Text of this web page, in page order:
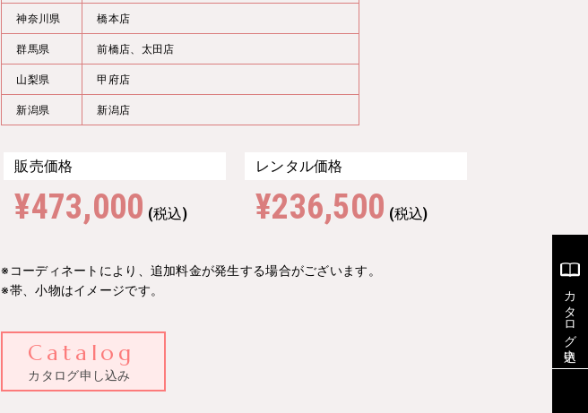
神奈川県 橋本店
群⾺県 前橋店、太田店
⼭梨県 甲府店
新潟県 新潟店
販売価格
¥473,000 (税込)
レンタル価格
¥236,500 (税込)
※コーディネートにより、追加料金が発生する場合がございます。
※帯、小物はイメージです。
Catalog
カタログ申し込み
カタログ申込